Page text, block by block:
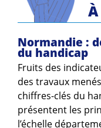
Normandie :
du handicap
Fruits des
des travaux
chiffres-clés du
présentent les
l’échelle